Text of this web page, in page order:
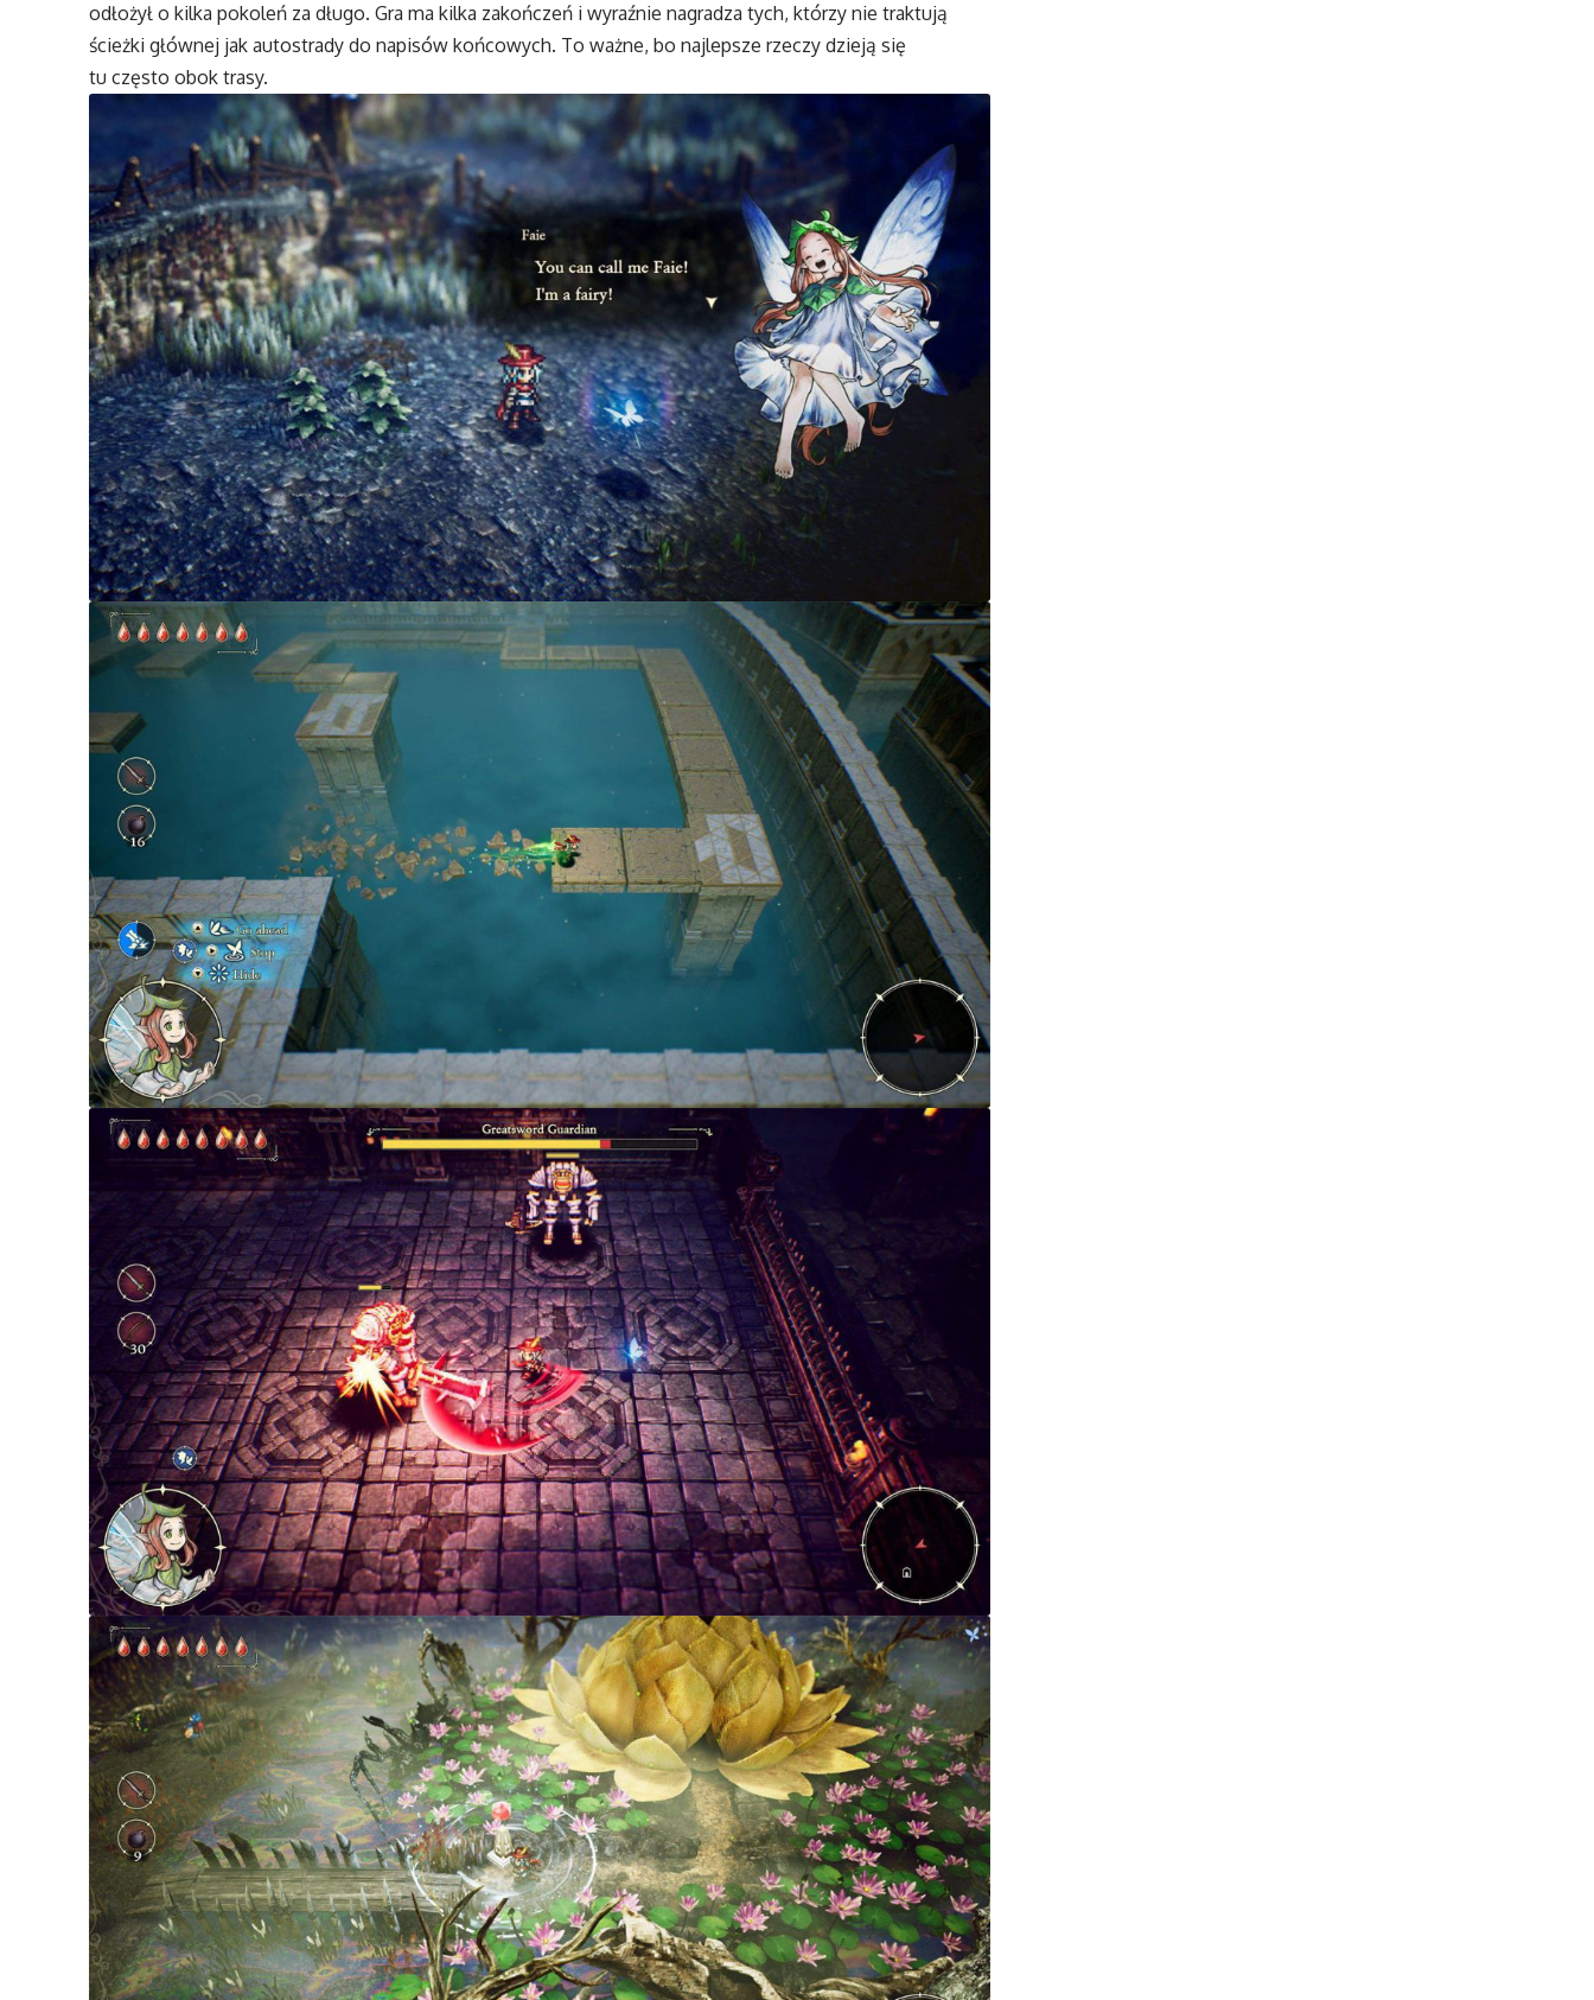
odłożył o kilka pokoleń za długo. Gra ma kilka zakończeń i wyraźnie nagradza tych, którzy nie traktują
ścieżki głównej jak autostrady do napisów końcowych. To ważne, bo najlepsze rzeczy dzieją się
tu często obok trasy.